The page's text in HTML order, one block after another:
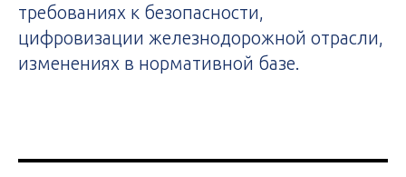
требованиях к безопасности,
цифровизации железнодорожной отрасли,
изменениях в нормативной базе.